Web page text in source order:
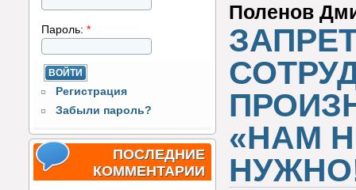
Пароль: *
Регистрация
Забыли пароль?
ПОСЛЕДНИЕ
КОММЕНТАРИИ
Поленов
«НАМ